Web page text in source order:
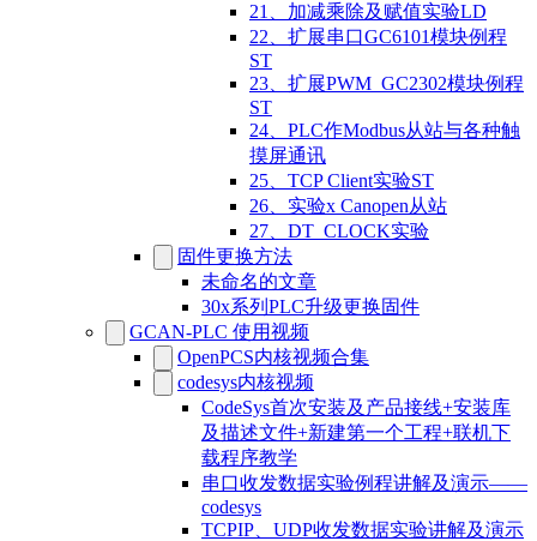
21、加减乘除及赋值实验LD
22、扩展串口GC6101模块例程
ST
23、扩展PWM_GC2302模块例程
ST
24、PLC作Modbus从站与各种触
摸屏通讯
25、TCP Client实验ST
26、实验x Canopen从站
27、DT_CLOCK实验
固件更换方法
未命名的文章
30x系列PLC升级更换固件
GCAN-PLC 使用视频
OpenPCS内核视频合集
codesys内核视频
CodeSys首次安装及产品接线+安装库
及描述文件+新建第一个工程+联机下
载程序教学
串口收发数据实验例程讲解及演示——
codesys
TCPIP、UDP收发数据实验讲解及演示